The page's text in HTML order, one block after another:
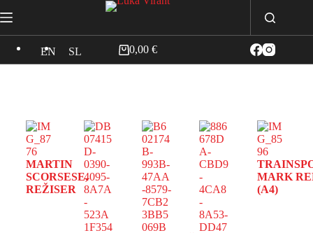
EN SL 0,00 €
MARTIN
SCORSESE,
REŽISER
MARK
(A4)